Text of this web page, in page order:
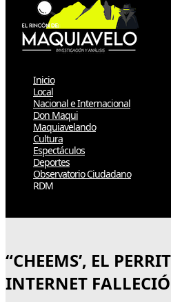
Inicio
Local
Nacional e Internacional
Don Maqui
Maquiavelando
Cultura
Espectáculos
Deportes
Observatorio Ciudadano
RDM
“CHEEMS’, EL
INTERNET